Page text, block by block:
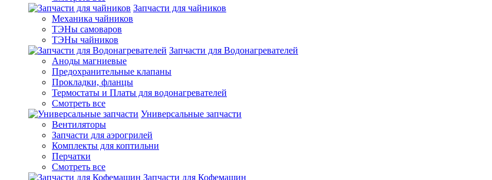
Запчасти для чайников
Механика чайников
ТЭНы самоваров
ТЭНы чайников
Запчасти для Водонагревателей
Аноды магниевые
Предохранительные клапаны
Прокладки, фланцы
Термостаты и Платы для водонагревателей
Смотреть все
Универсальные запчасти
Вентиляторы
Запчасти для аэрогрилей
Комплекты для коптильни
Перчатки
Смотреть все
Запчасти для Кофемашин